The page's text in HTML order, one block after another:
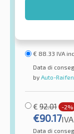
€ 88.33 IVA
Data di
by Auto-
€ 92.01 -2%
€90.17
Data di